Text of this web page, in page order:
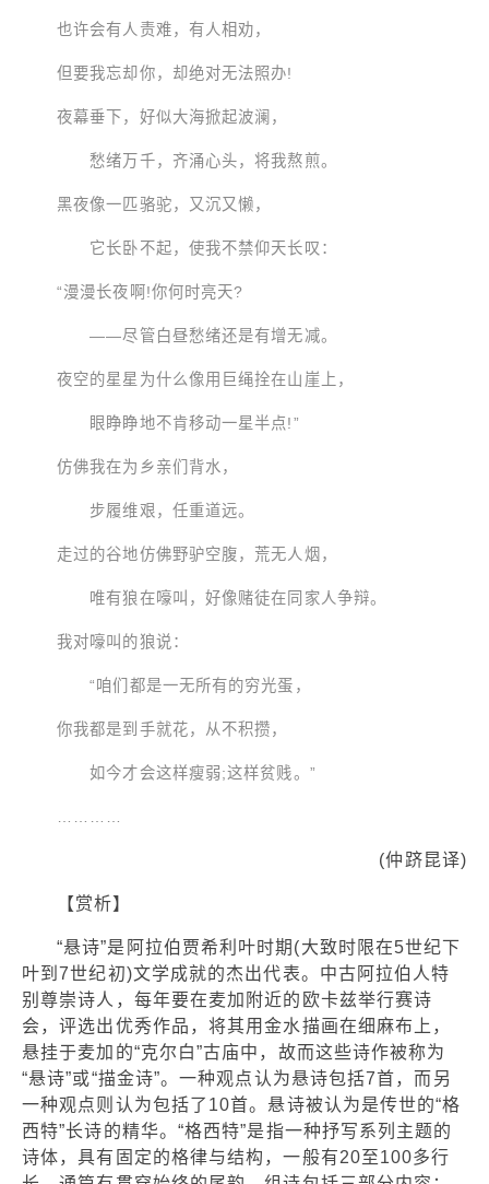
也许会有人责难，有人相劝，
但要我忘却你，却绝对无法照办!
夜幕垂下，好似大海掀起波澜，
愁绪万千，齐涌心头，将我熬煎。
黑夜像一匹骆驼，又沉又懒，
它长卧不起，使我不禁仰天长叹：
“漫漫长夜啊!你何时亮天?
——尽管白昼愁绪还是有增无减。
夜空的星星为什么像用巨绳拴在山崖上，
眼睁睁地不肯移动一星半点!”
仿佛我在为乡亲们背水，
步履维艰，任重道远。
走过的谷地仿佛野驴空腹，荒无人烟，
唯有狼在嚎叫，好像赌徒在同家人争辩。
我对嚎叫的狼说：
“咱们都是一无所有的穷光蛋，
你我都是到手就花，从不积攒，
如今才会这样瘦弱;这样贫贱。”
(仲跻昆译)
【赏析】
“悬诗”是阿拉伯贾希利叶时期(大致时限在5世纪下
叶到7世纪初)文学成就的杰出代表。中古阿拉伯人特
别尊崇诗人，每年要在麦加附近的欧卡兹举行赛诗
会，评选出优秀作品，将其用金水描画在细麻布上，
悬挂于麦加的“克尔白”古庙中，故而这些诗作被称为
“悬诗”或“描金诗”。一种观点认为悬诗包括7首，而另
一种观点则认为包括了10首。悬诗被认为是传世的“格
西特”长诗的精华。“格西特”是指一种抒写系列主题的
诗体，具有固定的格律与结构，一般有20至100多行